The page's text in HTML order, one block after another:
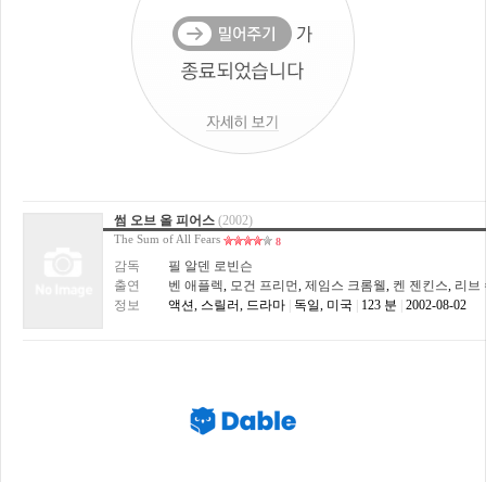
썸 오브 올 피어스 (2002)
The Sum of All Fears 8
감독
필 알덴 로빈슨
출연
벤 애플렉, 모건 프리먼, 제임스 크롬웰, 켄 젠킨스, 리브
정보
액션, 스릴러, 드라마 독일, 미국 123 분 2002-08-02